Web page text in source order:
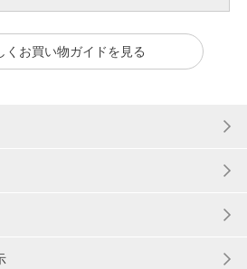
くお買い物ガイドを見る